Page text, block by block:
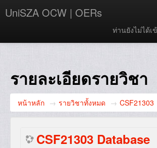
UniSZA OCW | OERs
ท่านยังไม่ได้เ
UniSZA Website
รายละเอียดรายวิชา
หน้าหลัก → รายวิชาทั้งหมด → CSF21303
CSF21303 Database